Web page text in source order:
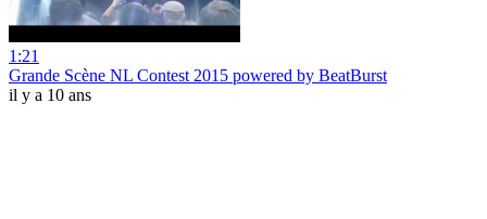
1:21
Grande Scène NL Contest 2015 powered by BeatBurst
il y a 10 ans